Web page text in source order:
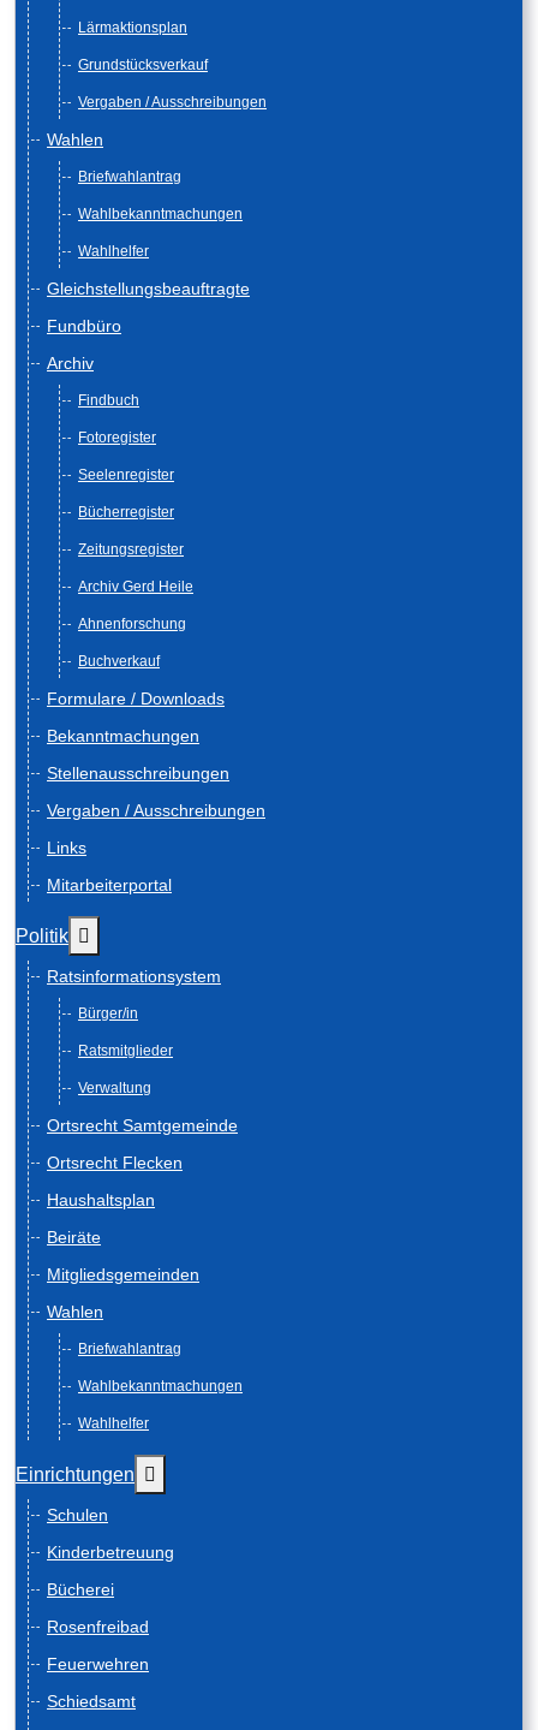
Lärmaktionsplan
Grundstücksverkauf
Vergaben / Ausschreibungen
Wahlen
Briefwahlantrag
Wahlbekanntmachungen
Wahlhelfer
Gleichstellungsbeauftragte
Fundbüro
Archiv
Findbuch
Fotoregister
Seelenregister
Bücherregister
Zeitungsregister
Archiv Gerd Heile
Ahnenforschung
Buchverkauf
Formulare / Downloads
Bekanntmachungen
Stellenausschreibungen
Vergaben / Ausschreibungen
Links
Mitarbeiterportal
Politik
Ratsinformationsystem
Bürger/in
Ratsmitglieder
Verwaltung
Ortsrecht Samtgemeinde
Ortsrecht Flecken
Haushaltsplan
Beiräte
Mitgliedsgemeinden
Wahlen
Briefwahlantrag
Wahlbekanntmachungen
Wahlhelfer
Einrichtungen
Schulen
Kinderbetreuung
Bücherei
Rosenfreibad
Feuerwehren
Schiedsamt